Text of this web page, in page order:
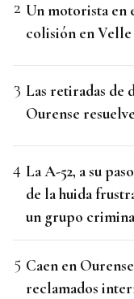
Un motorista en
colisión en Velle
Las retiradas de
Ourense
La A-52, a su
de la huida
un grupo
Caen en
reclamados